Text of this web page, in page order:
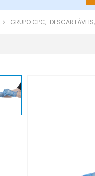
GRUPO CPC, DESCARTÁVEIS,